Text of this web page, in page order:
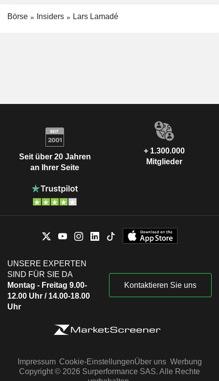
Börse Insiders Lars Lamadé
Seit über 20 Jahren
an Ihrer Seite
+ 1.300.000
Mitglieder
UNSERE EXPERTEN
SIND FÜR SIE DA
Montag - Freitag 9.00-
12.00 Uhr / 14.00-18.00
Uhr
Kontaktieren Sie uns
Impressum Cookie-EinstellungenÜber uns Werbung
Copyright © 2026 Surperformance SAS. Alle Rechte